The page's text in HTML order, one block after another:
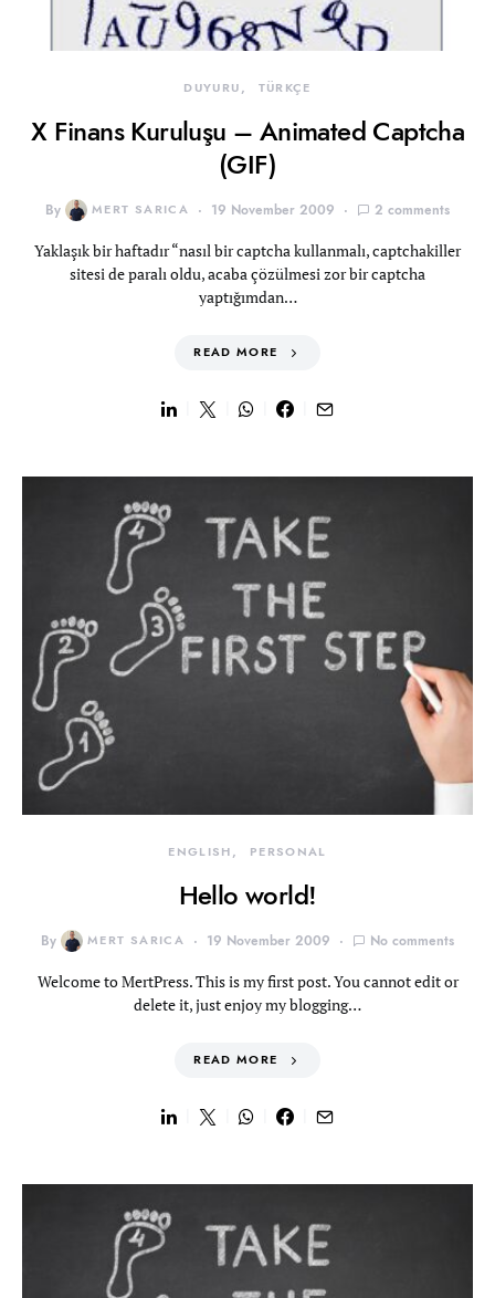
DUYURU TÜRKÇE
X Finans Kuruluşu – Animated Captcha
(GIF)
By MERT SARICA 19 November 2009 2 comments
Yaklaşık bir haftadır “nasıl bir captcha kullanmalı, captchakiller
sitesi de paralı oldu, acaba çözülmesi zor bir captcha
yaptığımdan…
READ MORE
ENGLISH PERSONAL
Hello world!
By MERT SARICA 19 November 2009 No comments
Welcome to MertPress. This is my first post. You cannot edit or
delete it, just enjoy my blogging…
READ MORE